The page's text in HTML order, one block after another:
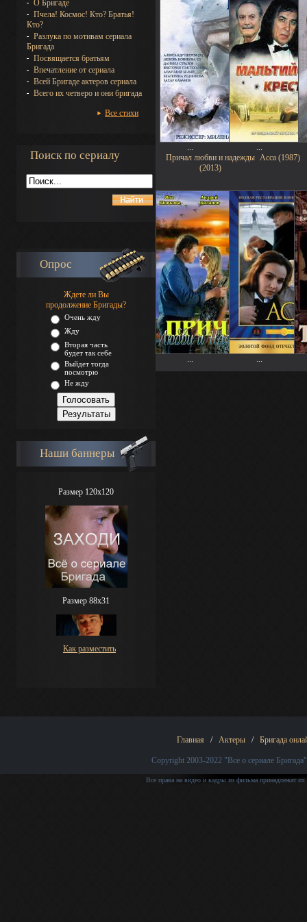
О Бригаде
Пчела! Космос! Кто? Братья!
Кто?
Разлука по мотивам сериала
Бригада
Посвящается братьям
Впечатление от сериала
Всей Бригаде актеров сериала
Всего их четверо и они бригада
Все стихи
Поиск по сериалу
Опрос
Ждете ли Вы
продолжение Бригады?
Очень жду
Жду
Вторая часть
будет так себе
Выйдет тогда
посмотрю
Не жду
Наши баннеры
Размер 120x120
Размер 88х31
Как разместить
Причал любви и надежды
(2013)
Асса (1987)
Главная / Актеры / Бригада
Copyright 2003-2022 "Все о сериале Бригада"
Все права на видео и кадры из фильма принадлежат